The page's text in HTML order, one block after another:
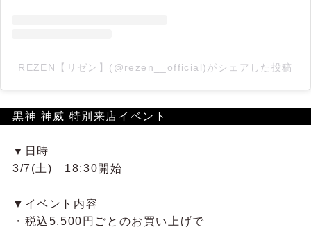
REZEN【リゼン】(@rezen__official)がシェアした投稿
黒神 神威 特別来店イベント
▼日時
3/7(土) 18:30開始
▼イベント内容
・税込5,500円ごとのお買い上げで